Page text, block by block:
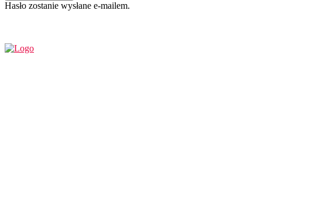
Hasło zostanie wysłane e-mailem.